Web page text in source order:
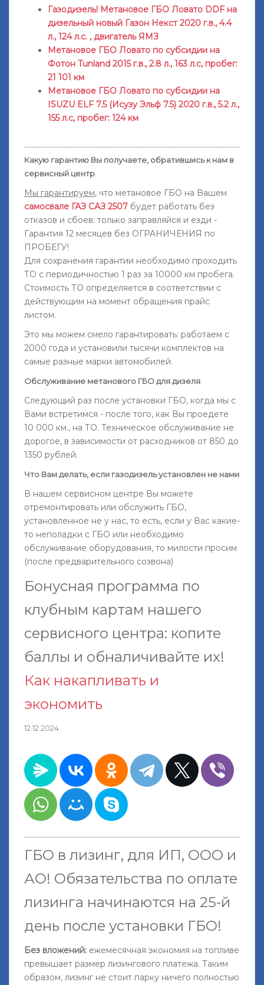
Газодизель! Метановое ГБО Ловато DDF на
дизельный новый Газон Некст 2020 г.в., 4.4
л., 124 л.с. , двигатель ЯМЗ
Метановое ГБО Ловато по субсидии на
Фотон Tunland 2015 г.в., 2.8 л., 163 л.с, пробег:
21 101 км
Метановое ГБО Ловато по субсидии на
ISUZU ELF 7.5 (Исузу Эльф 7.5) 2020 г.в., 5.2 л.,
155 л.с, пробег: 124 км
Какую гарантию Вы получаете, обратившись к нам в
сервисный центр
Мы гарантируем, что метановое ГБО на Вашем
самосвале ГАЗ САЗ 2507 будет работать без
отказов и сбоев: только заправляйся и езди -
Гарантия 12 месяцев без ОГРАНИЧЕНИЯ по
ПРОБЕГУ!
Для сохранения гарантии необходимо проходить
ТО с периодичностью 1 раз за 10000 км пробега.
Стоимость ТО определяется в соответствии с
действующим на момент обращения прайс
листом.
Это мы можем смело гарантировать: работаем с
2000 года и установили тысячи комплектов на
самые разные марки автомобилей.
Обслуживание метанового ГБО для дизеля
Следующий раз после установки ГБО, когда мы с
Вами встретимся - после того, как Вы проедете
10 000 км., на ТО. Техническое обслуживание не
дорогое, в зависимости от расходников от 850 до
1350 рублей.
Что Вам делать, если газодизель установлен не нами
В нашем сервисном центре Вы можете
отремонтировать или обслужить ГБО,
установленное не у нас, то есть, если у Вас какие-
то неполадки с ГБО или необходимо
обслуживание оборудования, то милости просим
(после предварительного созвона)
Бонусная программа по
клубным картам нашего
сервисного центра: копите
баллы и обналичивайте их!
Как накапливать и
экономить
12.12.2024
ГБО в лизинг, для ИП, ООО и
АО! Обязательства по оплате
лизинга начинаются на 25-й
день после установки ГБО!
Без вложений: ежемесячная экономия на топливе
превышает размер лизингового платежа. Таким
образом, лизинг не стоит парку ничего полностью